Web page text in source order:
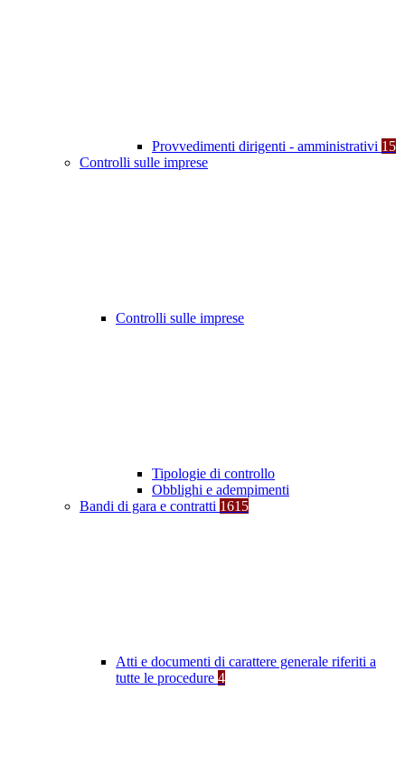
Provvedimenti dirigenti - amministrativi 15
Controlli sulle imprese
Controlli sulle imprese
Tipologie di controllo
Obblighi e adempimenti
Bandi di gara e contratti 1615
Atti e documenti di carattere generale riferiti a
tutte le procedure 4